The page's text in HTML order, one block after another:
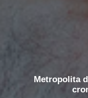
Metropolita